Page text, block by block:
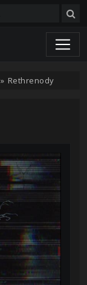
» Rethrenody